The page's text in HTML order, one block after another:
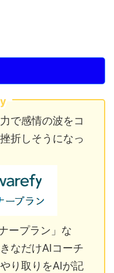
で感情の波をコ
折しそうになっ
ープラン」な
なだけAIコーチ
り取りをAIが記